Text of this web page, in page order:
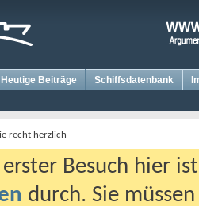
Heutige Beiträge Schiffsdatenbank
recht herzlich
Besuch hier
durch. Sie